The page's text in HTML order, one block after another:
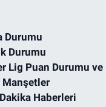
Durumu
Durumu
Lig Puan Durumu
Manşetler
Haberleri